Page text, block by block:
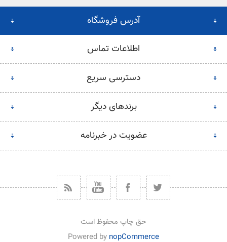
آدرس فروشگاه
اطلاعات تماس
دسترسی سریع
برندهای دیگر
عضویت در خبرنامه
حق چاپ محفوظ است
Powered by nopCommerce